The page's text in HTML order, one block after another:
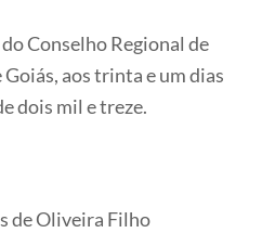
Conselho Regional de
aos trinta e um dias
dois mil e treze.
de Oliveira Filho